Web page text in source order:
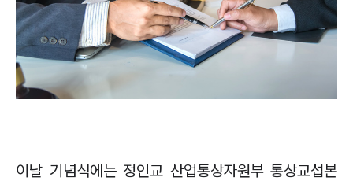
이날 기념식에는 정인교 산업통상자원부 통상교섭본